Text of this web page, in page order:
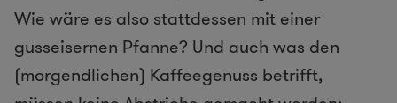
Wie wäre es also stattdessen mit einer
gusseisernen Pfanne? Und auch was den
(morgendlichen) Kaffeegenuss betrifft,